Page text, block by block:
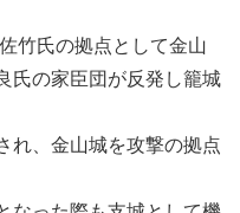
竹氏の拠点として金山
氏の家臣団が反発し籠城
れ、金山城を攻撃の拠点